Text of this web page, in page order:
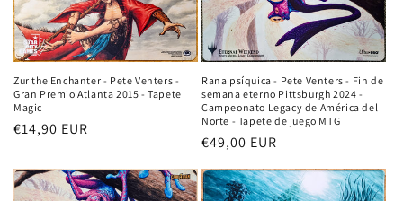
Zur the Enchanter - Pete Venters -
Gran Premio Atlanta 2015 - Tapete
Magic
Precio
€14,90 EUR
Rana psíquica - Pete Venters - Fin de
semana eterno Pittsburgh 2024 -
Campeonato Legacy de América del
Norte - Tapete de juego MTG
Precio
€49,00 EUR